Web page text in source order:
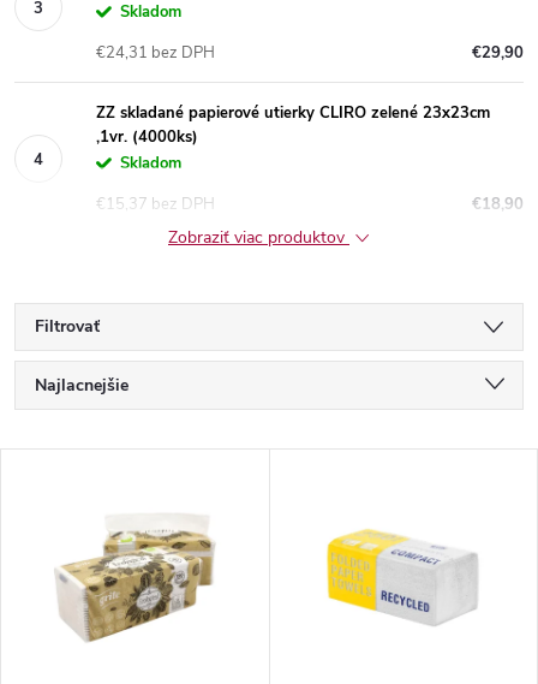
Skladom
€29,90
€24,31 bez DPH
ZZ skladané papierové utierky CLIRO zelené 23x23cm
,1vr. (4000ks)
Skladom
€18,90
€15,37 bez DPH
Zobraziť viac produktov
Filtrovať
R
a
Najlacnejšie
Abecedne